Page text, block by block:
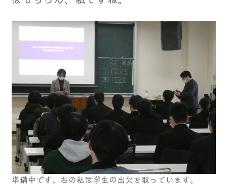
準備中です。右の私は学生の出欠を取っています。